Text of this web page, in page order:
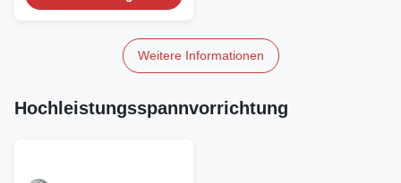
Weitere Informationen
Hochleistungsspannvorrichtung